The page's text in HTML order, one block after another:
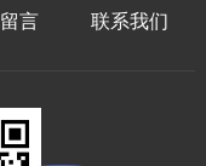
言 联系我们